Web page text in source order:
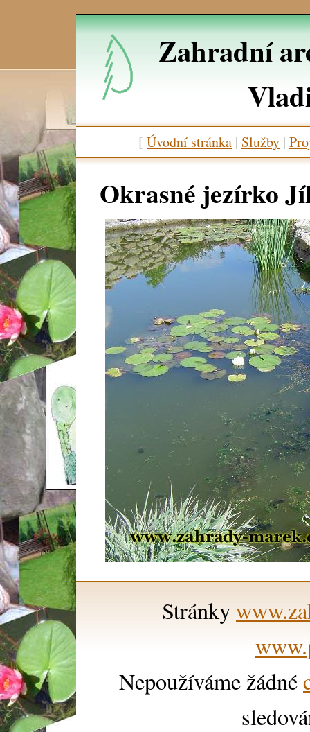
Zahradní
[ Úvodní stránka | Služby |
Okrasné jezírko
Stránky
Nepoužíváme žádné